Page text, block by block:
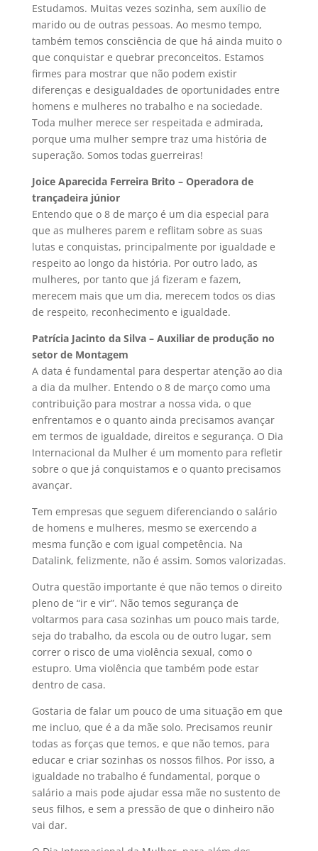
Estudamos. Muitas vezes sozinha, sem auxílio de
marido ou de outras pessoas. Ao mesmo tempo,
também temos consciência de que há ainda muito o
que conquistar e quebrar preconceitos. Estamos
firmes para mostrar que não podem existir
diferenças e desigualdades de oportunidades entre
homens e mulheres no trabalho e na sociedade.
Toda mulher merece ser respeitada e admirada,
porque uma mulher sempre traz uma história de
superação. Somos todas guerreiras!
Joice Aparecida Ferreira Brito – Operadora de
trançadeira júnior
Entendo que o 8 de março é um dia especial para
que as mulheres parem e reflitam sobre as suas
lutas e conquistas, principalmente por igualdade e
respeito ao longo da história. Por outro lado, as
mulheres, por tanto que já fizeram e fazem,
merecem mais que um dia, merecem todos os dias
de respeito, reconhecimento e igualdade.
Patrícia Jacinto da Silva – Auxiliar de produção no
setor de Montagem
A data é fundamental para despertar atenção ao dia
a dia da mulher. Entendo o 8 de março como uma
contribuição para mostrar a nossa vida, o que
enfrentamos e o quanto ainda precisamos avançar
em termos de igualdade, direitos e segurança. O Dia
Internacional da Mulher é um momento para refletir
sobre o que já conquistamos e o quanto precisamos
avançar.
Tem empresas que seguem diferenciando o salário
de homens e mulheres, mesmo se exercendo a
mesma função e com igual competência. Na
Datalink, felizmente, não é assim. Somos valorizadas.
Outra questão importante é que não temos o direito
pleno de “ir e vir”. Não temos segurança de
voltarmos para casa sozinhas um pouco mais tarde,
seja do trabalho, da escola ou de outro lugar, sem
correr o risco de uma violência sexual, como o
estupro. Uma violência que também pode estar
dentro de casa.
Gostaria de falar um pouco de uma situação em que
me incluo, que é a da mãe solo. Precisamos reunir
todas as forças que temos, e que não temos, para
educar e criar sozinhas os nossos filhos. Por isso, a
igualdade no trabalho é fundamental, porque o
salário a mais pode ajudar essa mãe no sustento de
seus filhos, e sem a pressão de que o dinheiro não
vai dar.